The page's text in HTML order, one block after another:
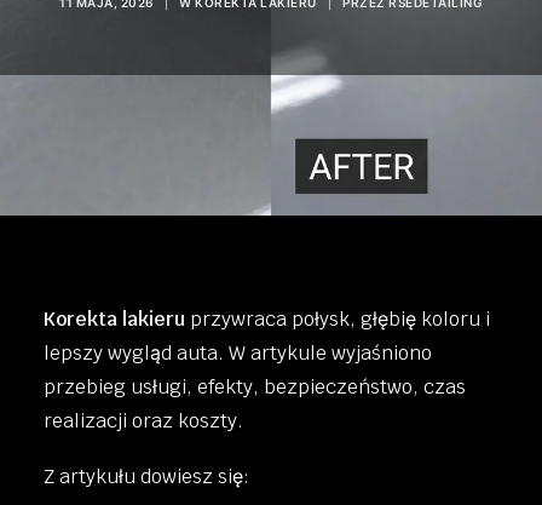
Korekta lakieru przywraca połysk, głębię koloru i
lepszy wygląd auta. W artykule wyjaśniono
przebieg usługi, efekty, bezpieczeństwo, czas
realizacji oraz koszty.
Z artykułu dowiesz się: